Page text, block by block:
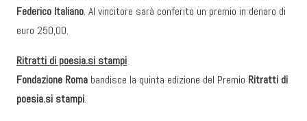
Federico Italiano. Al vincitore sarà conferito un premio in denaro di
euro 250,00.
Ritratti di poesia.si stampi
Fondazione Roma bandisce la quinta edizione del Premio Ritratti di
poesia.si stampi.